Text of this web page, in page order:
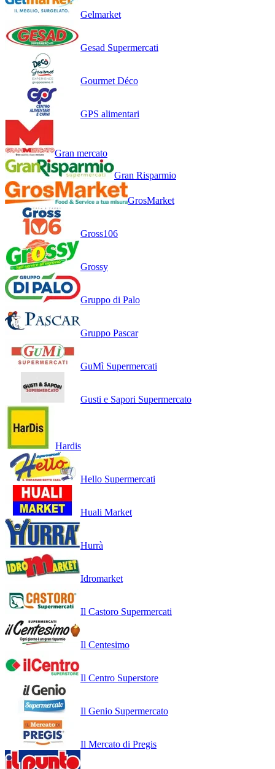
Gelmarket
Gesad Supermercati
Gourmet Déco
GPS alimentari
Gran mercato
Gran Risparmio
GrosMarket
Gross106
Grossy
Gruppo di Palo
Gruppo Pascar
GuMì Supermercati
Gusti e Sapori Supermercato
Hardis
Hello Supermercati
Huali Market
Hurrà
Idromarket
Il Castoro Supermercati
Il Centesimo
Il Centro Superstore
Il Genio Supermercato
Il Mercato di Pregis